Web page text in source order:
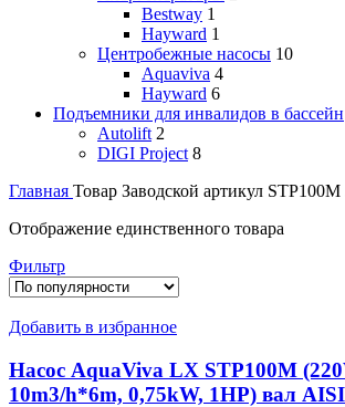
Bestway 1
Hayward 1
Центробежные насосы 10
Aquaviva 4
Hayward 6
Подъемники для инвалидов в бассейн
Autolift 2
DIGI Project 8
Главная Товар Заводской артикул STP100M
Отображение единственного товара
Фильтр
Добавить в избранное
Насос AquaViva LX STP100M
10m3/h*6m, 0,75kW, 1HP) вал